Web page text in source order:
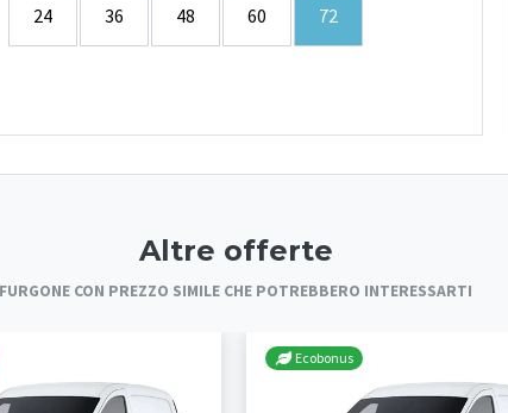
24 36 48 60 72
Altre offerte
FURGONE CON PREZZO SIMILE CHE POTREBBERO INTERESSARTI
Ecobonus